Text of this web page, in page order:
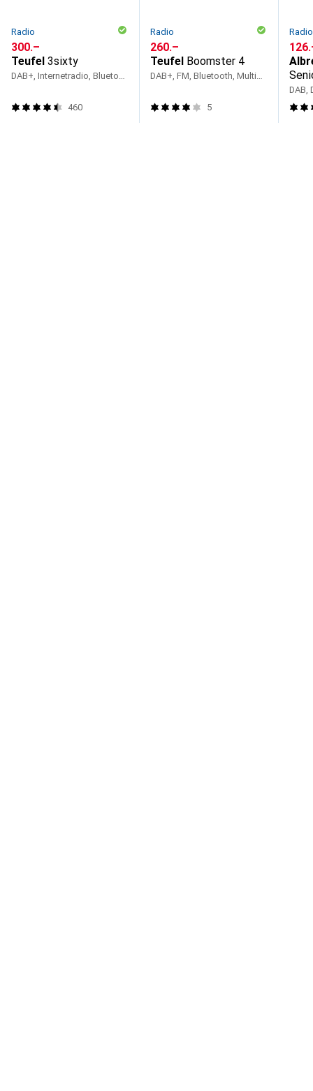
Radio
CHF
300.–
Teufel 3sixty
DAB+, Internetradio, Bluetooth, WLAN
460
Radio
CHF
260.–
Teufel Boomster 4
DAB+, FM, Bluetooth, Multipoint
5
Radio
CHF
DAB,